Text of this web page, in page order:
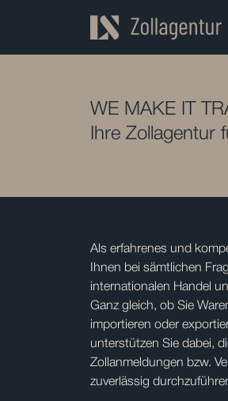
WE MAKE IT
Ihre Zollagentur
Als erfahrenes und
Ihnen bei sämtlichen
internationalen Handel
Ganz gleich, ob Sie
importieren oder
unterstützen Sie dabei,
Zollanmeldungen bzw.
zuverlässig